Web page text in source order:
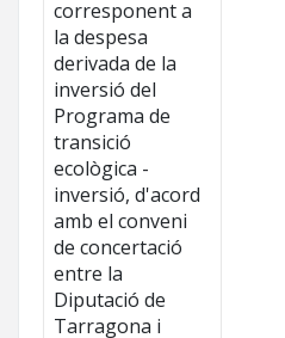
corresponent a
la despesa
derivada de la
inversió del
Programa de
transició
ecològica -
inversió, d'acord
amb el conveni
de concertació
entre la
Diputació de
Tarragona i